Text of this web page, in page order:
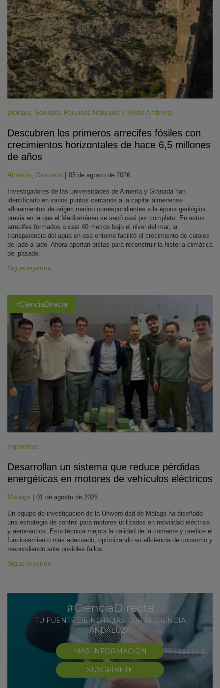
Biología, Geología, Recursos Naturales y Medio Ambiente
Descubren los primeros arrecifes fósiles con
crecimientos horizontales de hace 6,5 millones
de años
Almería, Granada | 05 de agosto de 2026
Investigadores de las universidades de Almería y Granada han
identificado en varios puntos cercanos a la capital almeriense
afloramientos de origen marino correspondientes a la época geológica
previa en la que el Mediterráneo se secó casi por completo. En estos
arrecifes formados a casi 40 metros bajo el nivel del mar, la
transparencia del agua en ese entorno facilitó el crecimiento de corales
de lado a lado. Ahora aportan pistas para reconstruir la historia climática
del pasado.
Sigue leyendo
#CienciaDirecta
Ingenierías
Desarrollan un sistema que reduce pérdidas
energéticas en motores de vehículos eléctricos
Málaga | 01 de agosto de 2026
Un equipo de investigación de la Universidad de Málaga ha diseñado
una estrategia de control para motores utilizados en movilidad eléctrica
y aeronáutica. Esta técnica mejora la calidad de la corriente y predice el
funcionamiento más adecuado, optimizando su eficiencia de consumo y
respondiendo ante posibles fallos.
Sigue leyendo
#CienciaDirecta
TU FUENTE DE NOTICIAS SOBRE CIENCIA
ANDALUZA
MÁS INFORMACIÓN
SUSCRÍBETE